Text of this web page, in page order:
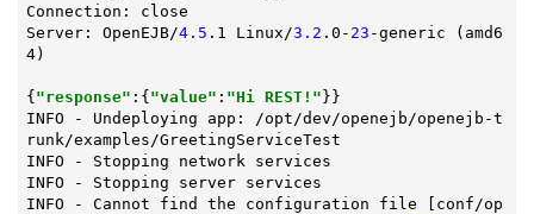
Connection: close
Server: OpenEJB/4.5 .1 Linux/3.2 .0- 23 -generic (amd6
4)
{"response" :{"value" : "Hi REST!"}}
INFO - Undeploying app: /opt/dev/openejb/openejb-t
runk/examples/GreetingServiceTest
INFO - Stopping network services
INFO - Stopping server services
INFO - Cannot find the configuration file [conf/op